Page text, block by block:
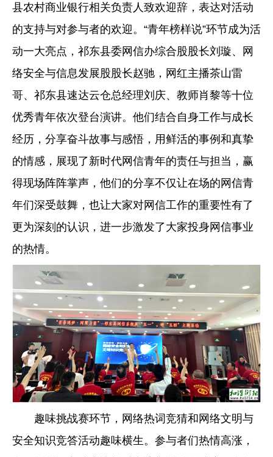
县农村商业银行相关负责人致欢迎辞，表达对活动
的支持与对参与者的欢迎。“青年榜样说”环节成为活
动一大亮点，祁东县委网信办综合股股长刘璇、网
络安全与信息发展股股长赵驰，网红主播茶山雷
哥、祁东县速达云仓总经理刘庆、教师肖黎等十位
优秀青年依次登台演讲。他们结合自身工作与成长
经历，分享奋斗故事与感悟，用鲜活的事例和真挚
的情感，展现了新时代网信青年的责任与担当，赢
得现场阵阵掌声，他们的分享不仅让在场的网信青
年们深受鼓舞，也让大家对网信工作的重要性有了
更为深刻的认识，进一步激发了大家投身网信事业
的热情。
趣味挑战赛环节，网络热词竞猜和网络文明与
安全知识竞答活动趣味横生。参与者们热情高涨，